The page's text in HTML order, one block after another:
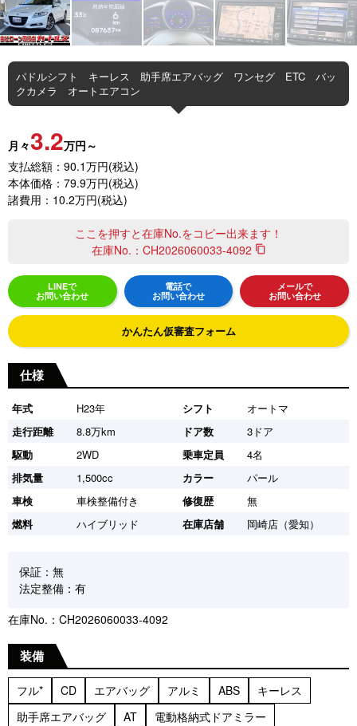
パドルシフト キーレス 助手席エアバッグ ワンセグ ETC バッ
クカメラ オートエアコン
月々3.2万円～
支払総額：90.1万円(税込)
本体価格：79.9万円(税込)
諸費用：10.2万円(税込)
ここを押すと在庫No.をコピー出来ます！
在庫No.： CH2026060033-4092 content_copy
LINEで
お問い合わせ
電話で
お問い合わせ
メールで
お問い合わせ
かんたん仮審査フォーム
仕様
年式 H23年 シフト
オートマ
走行距離
8.8万km ドア数
3ドア
駆動
2WD 乗車定員
4名
排気量
1,500cc カラー
パール
車検
車検整備付き 修復歴
無
燃料
ハイブリッド 在庫店舗 岡崎店（愛知）
保証：無
法定整備：有
在庫No.：CH2026060033-4092
装備
フル* CD エアバッグ アルミ ABS
キーレス
助手席エアバッグ
AT
電動格納式ドアミラー